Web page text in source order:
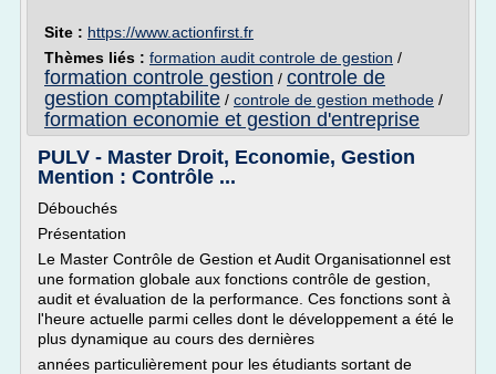
Site : https://www.actionfirst.fr
Thèmes liés : formation audit controle de gestion /
formation controle gestion / controle de
gestion comptabilite / controle de gestion methode /
formation economie et gestion d'entreprise
PULV - Master Droit, Economie, Gestion
Mention : Contrôle ...
Débouchés
Présentation
Le Master Contrôle de Gestion et Audit Organisationnel est
une formation globale aux fonctions contrôle de gestion,
audit et évaluation de la performance. Ces fonctions sont à
l'heure actuelle parmi celles dont le développement a été le
plus dynamique au cours des dernières
années particulièrement pour les étudiants sortant de